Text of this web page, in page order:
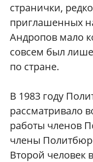
странички,
приглашенных
Андропов мало
совсем был
по стране.
В 1983 году
рассматривало
работы членов
члены
Второй человек